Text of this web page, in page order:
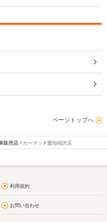
ページトップへ
販売店 カーマッチ愛知稲沢店
利用規約
お問い合わせ